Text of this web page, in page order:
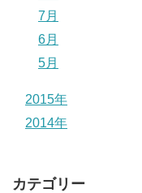
7月
6月
5月
2015年
2014年
カテゴリー